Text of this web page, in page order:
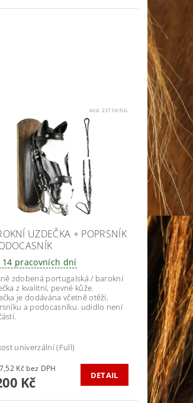
Kód: 23710/FUL
UZDEČKA + POPRSNÍK
14 pracovních dní
zdobená portugalská / barokní
z kvalitní, pevné kůže.
je dodávána včetně otěží,
a podocasníku. udidlo není
univerzální (Full)
4 297,52 Kč bez DPH
Kč DETAIL